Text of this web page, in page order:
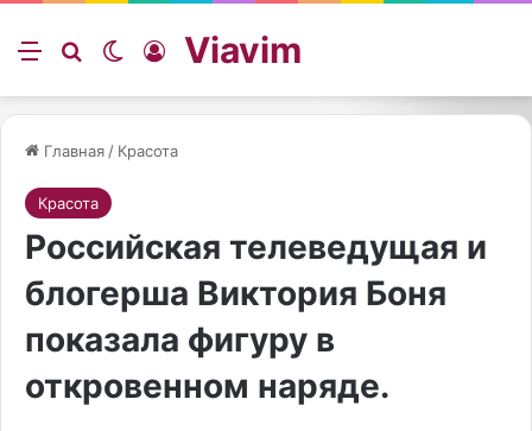
Меню ИскатьSwitch skin
Войти
Viavim
Главная / Красота
Красота
Российская телеведущая и
блогерша Виктория Боня
показала фигуру в
откровенном наряде.